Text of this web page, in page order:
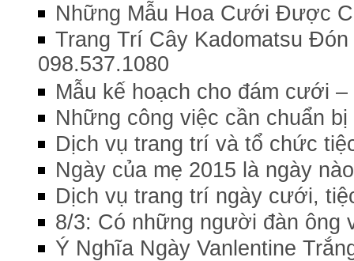
Những Mẫu Hoa Cưới Được
Trang Trí Cây Kadomatsu
098.537.1080
Mẫu kế hoạch cho đám cưới
Những công việc cần chuẩn
Dịch vụ trang trí và tổ chức
Ngày của mẹ 2015 là ngày
Dịch vụ trang trí ngày cưới,
8/3: Có những người đàn ông
Ý Nghĩa Ngày Vanlentine